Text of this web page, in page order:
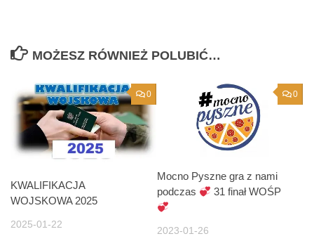
MOŻESZ RÓWNIEŻ POLUBIĆ…
0
KWALIFIKACJA
WOJSKOWA 2025
2025-01-22
0
Mocno Pyszne gra z nami
podczas
31 finał WOŚP
2023-01-26